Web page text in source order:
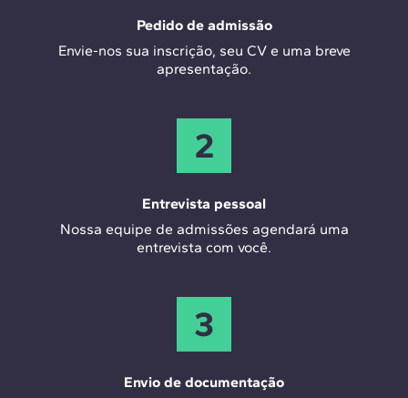
Pedido de admissão
Envie-nos sua inscrição, seu CV e uma breve
apresentação.
2
Entrevista pessoal
Nossa equipe de admissões agendará uma
entrevista com você.
3
Envio de documentação